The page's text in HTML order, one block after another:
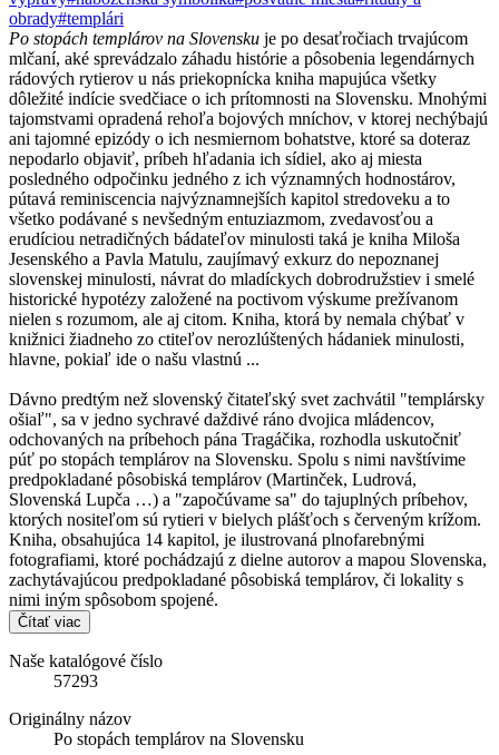
obrady#templári
Po stopách templárov na Slovensku je po desaťročiach trvajúcom
mlčaní, aké sprevádzalo záhadu histórie a pôsobenia legendárnych
rádových rytierov u nás priekopnícka kniha mapujúca všetky
dôležité indície svedčiace o ich prítomnosti na Slovensku. Mnohými
tajomstvami opradená rehoľa bojových mníchov, v ktorej nechýbajú
ani tajomné epizódy o ich nesmiernom bohatstve, ktoré sa doteraz
nepodarlo objaviť, príbeh hľadania ich sídiel, ako aj miesta
posledného odpočinku jedného z ich významných hodnostárov,
pútavá reminiscencia najvýznamnejších kapitol stredoveku a to
všetko podávané s nevšedným entuziazmom, zvedavosťou a
erudíciou netradičných bádateľov minulosti taká je kniha Miloša
Jesenského a Pavla Matulu, zaujímavý exkurz do nepoznanej
slovenskej minulosti, návrat do mladíckych dobrodružstiev i smelé
historické hypotézy založené na poctivom výskume prežívanom
nielen s rozumom, ale aj citom. Kniha, ktorá by nemala chýbať v
knižnici žiadneho zo ctiteľov nerozlúštených hádaniek minulosti,
hlavne, pokiaľ ide o našu vlastnú ...
Dávno predtým než slovenský čitateľský svet zachvátil "templársky
ošiaľ", sa v jedno sychravé daždivé ráno dvojica mládencov,
odchovaných na príbehoch pána Tragáčika, rozhodla uskutočniť
púť po stopách templárov na Slovensku. Spolu s nimi navštívime
predpokladané pôsobiská templárov (Martinček, Ludrová,
Slovenská Lupča …) a "započúvame sa" do tajuplných príbehov,
ktorých nositeľom sú rytieri v bielych plášťoch s červeným krížom.
Kniha, obsahujúca 14 kapitol, je ilustrovaná plnofarebnými
fotografiami, ktoré pochádzajú z dielne autorov a mapou Slovenska,
zachytávajúcou predpokladané pôsobiská templárov, či lokality s
nimi iným spôsobom spojené.
Čítať viac
Naše katalógové číslo
57293
Originálny názov
Po stopách templárov na Slovensku